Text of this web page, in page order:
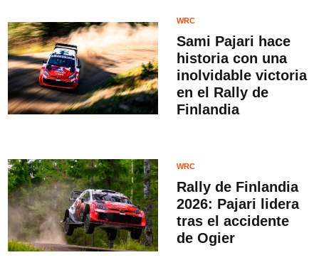
WRC
Sami Pajari hace
historia con una
inolvidable victoria
en el Rally de
Finlandia
WRC
Rally de Finlandia
2026: Pajari lidera
tras el accidente
de Ogier